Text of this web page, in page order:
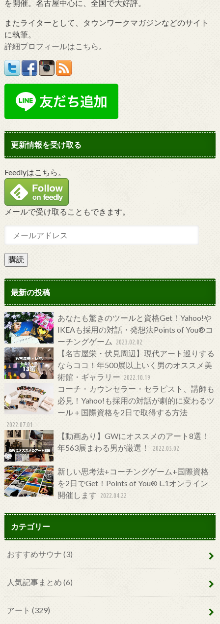
を開催。名古屋中心に、全国で大好評。
またライターとして、タウンワークマガジンなどのサイト
に執筆。
詳細プロフィールはこちら
更新情報を受け取る
Feedlyはこちら。
メールで受け取ることもできます。
購読
最新の投稿
あなたも驚きのツールと資格Get！Yahoo!や
IKEAも採用の対話・発想法Points of You®コ
ーチングゲーム
2023.02.02
【名古屋栄・伏見周辺】現代アート巡りする
ならココ！年500展以上いく男のオススメ美
術館・ギャラリー 2022.10.19
コーチ・カウンセラー・セラピスト、講師も
必見！Yahoo!も採用の対話が劇的に変わるツ
ール＋国際資格を2日で取得する方法
2022.07.01
【動画あり】GWにオススメのアート8選！
年563展まわる男が厳選！
2022.05.02
新しい思考法+コーチングゲーム+国際資格
を2日でGet！Points of You® L.1オンライン
開催します 2022.04.22
カテゴリー
おすすめサウナ (3)
人気記事まとめ (6)
アート (329)